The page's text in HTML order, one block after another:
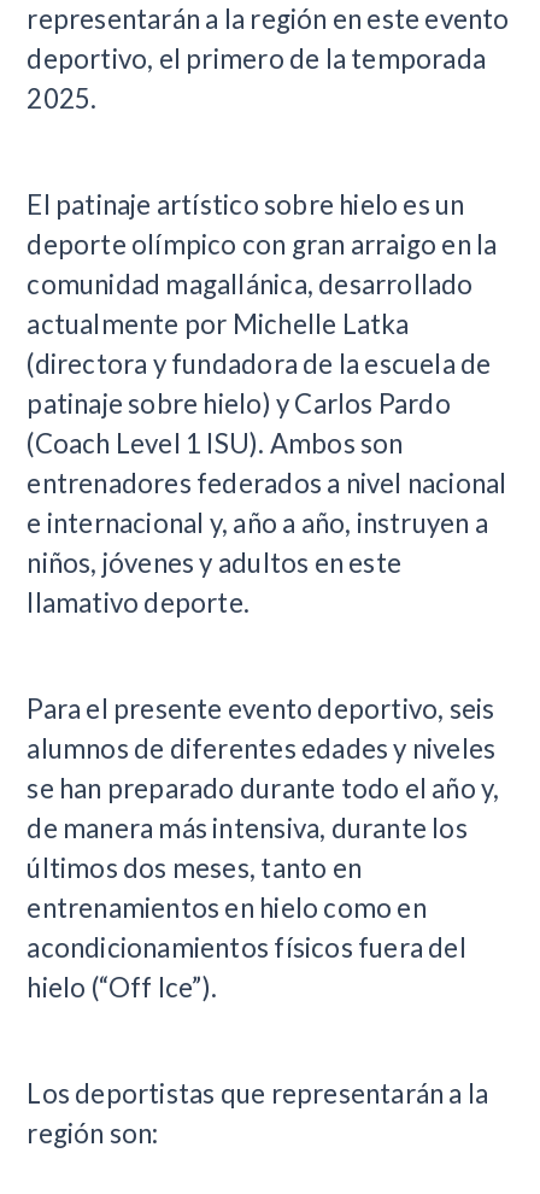
representarán a la región en este evento
deportivo, el primero de la temporada
2025.
El patinaje artístico sobre hielo es un
deporte olímpico con gran arraigo en la
comunidad magallánica, desarrollado
actualmente por Michelle Latka
(directora y fundadora de la escuela de
patinaje sobre hielo) y Carlos Pardo
(Coach Level 1 ISU). Ambos son
entrenadores federados a nivel nacional
e internacional y, año a año, instruyen a
niños, jóvenes y adultos en este
llamativo deporte.
Para el presente evento deportivo, seis
alumnos de diferentes edades y niveles
se han preparado durante todo el año y,
de manera más intensiva, durante los
últimos dos meses, tanto en
entrenamientos en hielo como en
acondicionamientos físicos fuera del
hielo (“Off Ice”).
Los deportistas que representarán a la
región son: